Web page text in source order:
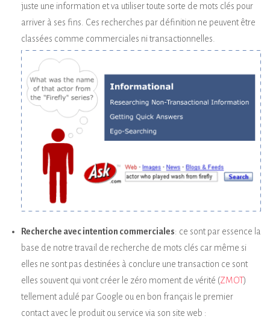
juste une information et va utiliser toute sorte de mots clés pour
arriver à ses fins. Ces recherches par définition ne peuvent être
classées comme commerciales ni transactionnelles.
Recherche avec intention commerciales: ce sont par essence la
base de notre travail de recherche de mots clés car même si
elles ne sont pas destinées à conclure une transaction ce sont
elles souvent qui vont créer le zéro moment de vérité (ZMOT)
tellement adulé par Google ou en bon français le premier
contact avec le produit ou service via son site web :